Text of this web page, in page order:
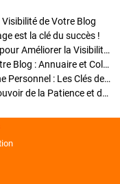
de Votre Blog
est la clé du succès !
Optimisation SEO des Articles : Stratégies pour Améliorer la Visibilité de Votre Blog
Stratégies pour améliorer la visibilité de votre Blog : Annuaire et Collaborations
Pourquoi Investir dans un Nom de Domaine Personnel : Les Clés de la Réussite de Votre Blog
Comment Faire Émerger Votre Blog : Le Pouvoir de la Patience et de la Persévérance